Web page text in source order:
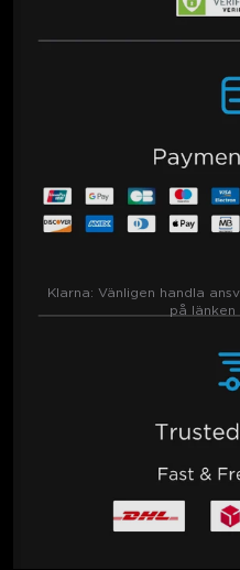
Klarna: Vänligen handla
på länken